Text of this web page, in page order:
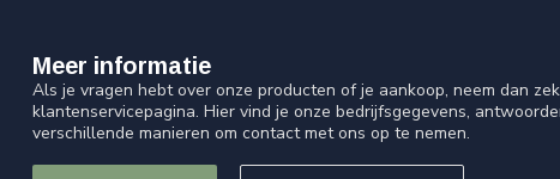
Meer informatie
Als je vragen hebt over onze producten of je aankoop, neem dan
klantenservicepagina. Hier vind je onze bedrijfsgegevens,
verschillende manieren om contact met ons op te nemen.